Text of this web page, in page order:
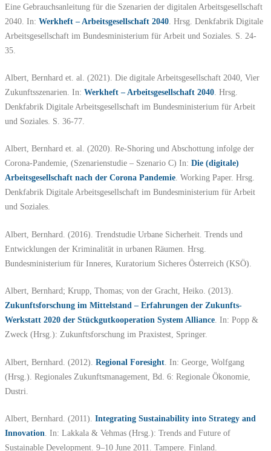
Eine Gebrauchsanleitung für die Szenarien der digitalen Arbeitsgesellschaft
2040. In: Werkheft – Arbeitsgesellschaft 2040 . Hrsg. Denkfabrik Digitale
Arbeitsgesellschaft im Bundesministerium für Arbeit und Soziales. S. 24-
35.
Albert, Bernhard et. al. (2021). Die digitale Arbeitsgesellschaft 2040, Vier
Zukunftsszenarien. In: Werkheft – Arbeitsgesellschaft 2040 . Hrsg.
Denkfabrik Digitale Arbeitsgesellschaft im Bundesministerium für Arbeit
und Soziales. S. 36-77.
Albert, Bernhard et. al. (2020). Re-Shoring und Abschottung infolge der
Corona-Pandemie, (Szenarienstudie – Szenario C) In: Die (digitale)
Arbeitsgesellschaft nach der Corona Pandemie. Working Paper. Hrsg.
Denkfabrik Digitale Arbeitsgesellschaft im Bundesministerium für Arbeit
und Soziales.
Albert, Bernhard. (2016). Trendstudie Urbane Sicherheit. Trends und
Entwicklungen der Kriminalität in urbanen Räumen. Hrsg.
Bundesministerium für Inneres, Kuratorium Sicheres Österreich (KSÖ).
Albert, Bernhard; Krupp, Thomas; von der Gracht, Heiko. (2013).
Zukunftsforschung im Mittelstand – Erfahrungen der Zukunfts-
Werkstatt 2020 der Stückgutkooperation System Alliance. In: Popp &
Zweck (Hrsg.): Zukunftsforschung im Praxistest, Springer.
Albert, Bernhard. (2012). Regional Foresight . In: George, Wolfgang
(Hrsg.). Regionales Zukunftsmanagement, Bd. 6: Regionale Ökonomie,
Dustri.
Albert, Bernhard. (2011). Integrating Sustainability into Strategy and
Innovation . In: Lakkala & Vehmas (Hrsg.): Trends and Future of
Sustainable Development. 9–10 June 2011. Tampere. Finland.